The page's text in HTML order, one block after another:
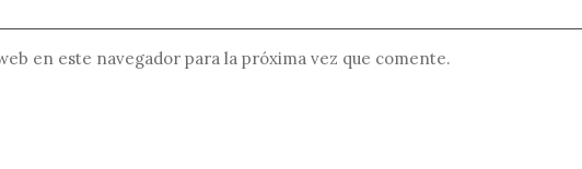
en este navegador para la próxima vez que comente.